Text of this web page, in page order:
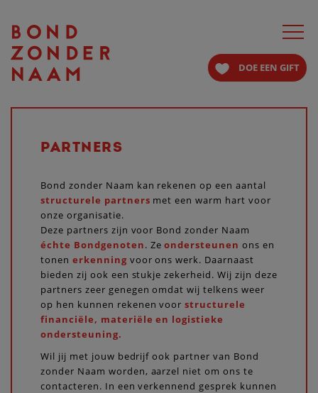
Toggle
DOE EEN GIFT
PARTNERS
Bond zonder Naam kan rekenen op een aantal
structurele partners met een warm hart voor
onze organisatie.
Deze partners zijn voor Bond zonder Naam
échte Bondgenoten. Zeondersteunen ons en
tonen erkenning voor ons werk. Daarnaast
bieden zij ook een stukje zekerheid. Wij zijn deze
partners zeer genegen omdat wij telkens weer
op hen kunnen rekenen voorstructurele
financiële, materiële en logistieke
ondersteuning.
Wil jij met jouw bedrijf ook partner van Bond
zonder Naam worden, aarzel niet om ons te
contacteren. In een verkennend gesprek kunnen